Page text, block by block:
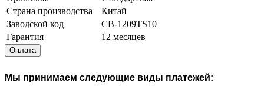
Страна производства
Китай
Заводской код
CB-1209TS10
Гарантия
12 месяцев
Оплата
Мы принимаем следующие виды платежей: